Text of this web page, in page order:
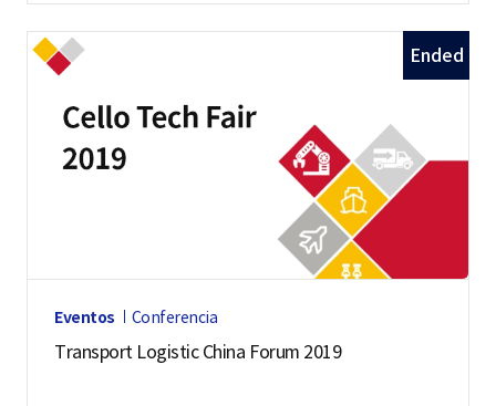
Ended
Eventos Conferencia
Transport Logistic China Forum 2019